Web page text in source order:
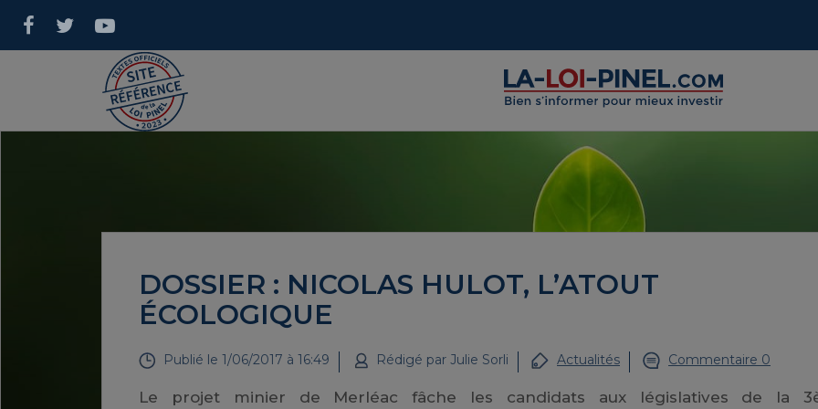
DOSSIER : NICOLAS HULOT, L’ATOUT
ÉCOLOGIQUE
Publié le 1/06/2017 à 16:49 Rédigé par Julie Sorli Actualités Commentaire 0
Le projet minier de Merléac fâche les candidats aux législatives de la